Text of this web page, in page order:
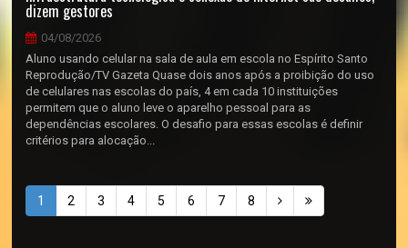
dizem gestores
04/08/2026
Aluno usando celular na sala de aula em escola no Espírito Santo
Reprodução/TV Gazeta Quase dois anos após a proibição do uso
de celulares nas escolas do país, 4 em cada 10 instituições
permitem que o aluno leve o aparelho pessoal para as
dependências escolares. O desafio para essas escolas é definir
critérios para alocação...
1 2 3 4 5 6 7 8